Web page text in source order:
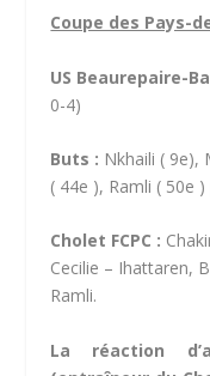
Coupe des Pays-
US Beaurepaire-
0-4)
Buts : Nkhaili ( 9e),
( 44e ), Ramli ( 50e
Cholet FCPC :
Cecilie – Ihattaren,
Ramli.
La réaction